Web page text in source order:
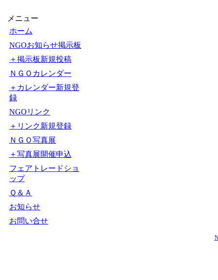
メニュー
ホーム
NGOお知らせ掲示板
＋掲示板新規投稿
ＮＧＯカレンダー
＋カレンダー新規登
録
NGOリンク
＋リンク新規登録
ＮＧＯ写真展
＋写真展開催申込
フェアトレードショ
ップ
Ｑ＆Ａ
お知らせ
お問い合せ